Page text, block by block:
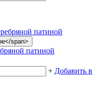
span>
патиной
+ Добавить в